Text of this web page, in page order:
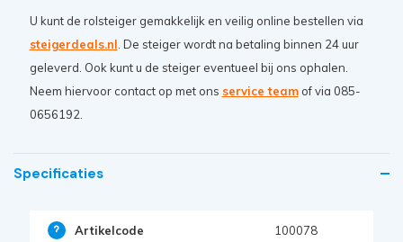
U kunt de rolsteiger gemakkelijk en veilig online bestellen via
steigerdeals.nl . De steiger wordt na betaling binnen 24 uur
geleverd. Ook kunt u de steiger eventueel bij ons ophalen.
Neem hiervoor contact op met ons service teamof via 085-
0656192.
Specificaties
Artikelcode 100078